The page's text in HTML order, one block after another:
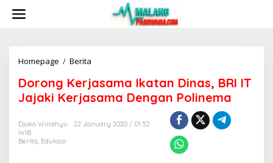
Homepage / Berita
r
o
n
K
Dorong Kerjasama Ikatan Dinas, BRI IT
Jajaki Kerjasama Dengan Polinema
Djoko Winahyu
22 January 2020 / 01:52
WIB
Berita, Edukasi